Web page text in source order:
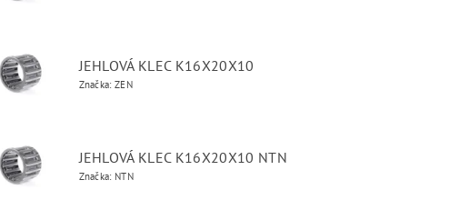
JEHLOVÁ KLEC K16X20X10
Značka: ZEN
JEHLOVÁ KLEC K16X20X10 NTN
Značka: NTN